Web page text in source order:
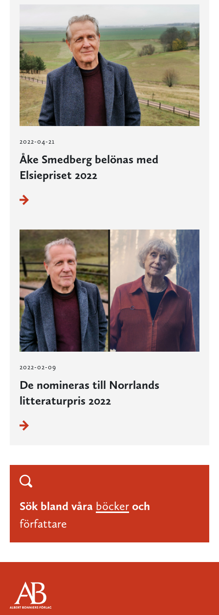
2022-04-21
Åke Smedberg belönas med
Elsiepriset 2022
2022-02-09
De nomineras till Norrlands
litteraturpris 2022
Sök bland våra böcker och
författare